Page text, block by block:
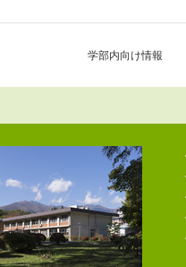
学部内向け情報